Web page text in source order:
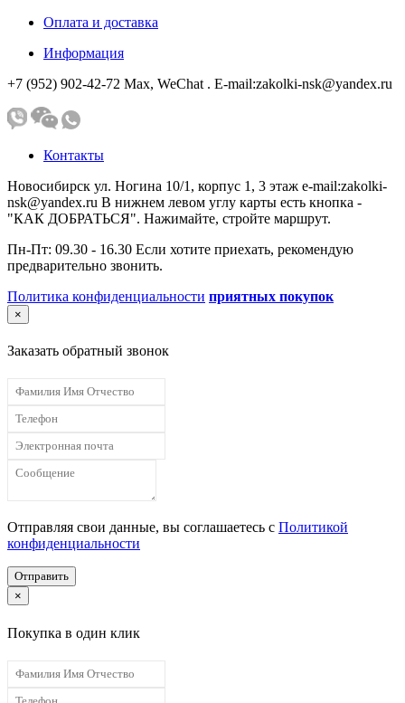
Оплата и доставка
Информация
+7 (952) 902-42-72 Мах, WeChat . E-mail:zakolki-nsk@yandex.ru
Контакты
Новосибирск ул. Ногина 10/1, корпус 1, 3 этаж e-mail:zakolki-
nsk@yandex.ru В нижнем левом углу карты есть кнопка -
"КАК ДОБРАТЬСЯ". Нажимайте, стройте маршрут.
Пн-Пт: 09.30 - 16.30 Если хотите приехать, рекомендую
предварительно звонить.
Политика конфиденциальности приятных покупок
×
Заказать обратный звонок
Отправляя свои данные, вы соглашаетесь с Политикой
конфиденциальности
Отправить
×
Покупка в один клик